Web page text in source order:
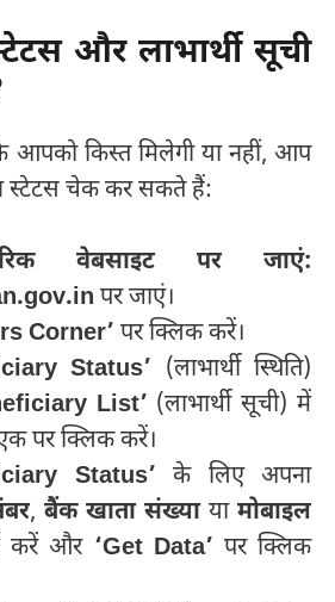
और लाभार्थी सूची
आपको किस्त मिलेगी या नहीं, आप
स्टेटस चेक कर सकते हैं:
वेबसाइट पर जाएं:
पर जाएं।
Corner’ पर क्लिक करें।
Status’ (लाभार्थी स्थिति)
List’ (लाभार्थी सूची) में
पर क्लिक करें।
Status’ के लिए अपना
, बैंक खाता संख्याया मोबाइल
करें और ‘Get Data’ पर क्लिक